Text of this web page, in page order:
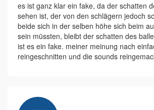
es ist ganz klar ein fake, da der schatten
sehen ist, der von den schlägern jedoch
beide sich in der selben höhe sich beim
sein müssten, bleibt der schatten des
ist es ein fake. meiner meinung nach
reingeschnitten und die sounds